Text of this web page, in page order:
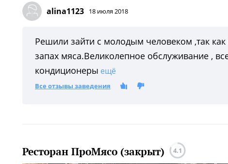
alina1123 18 июля 2018
Решили зайти с молодым человеком ,так
запах мяса.Великолепное обслуживание ,
кондиционеры ещё
Все отзывы заведения
Ресторан ПроМясо (закрыт) 4.1